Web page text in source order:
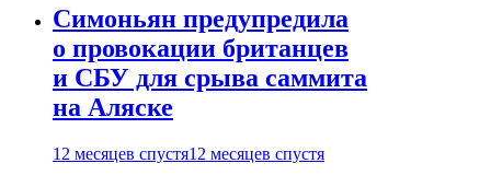
Симоньян предупредила
о провокации британцев
и СБУ для срыва саммита
на Аляске
12 месяцев спустя12 месяцев спустя